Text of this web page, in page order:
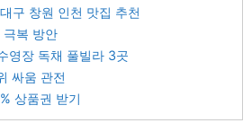
구 창원 인천 맛집 추천
극복 방안
영장 독채 풀빌라 3곳
싸움 관전
상품권 받기